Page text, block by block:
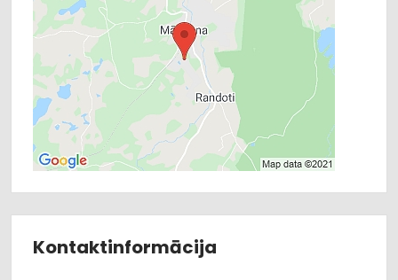
Kontaktinformācija